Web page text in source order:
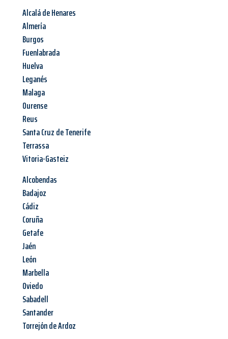
Alcalá de Henares
Almería
Burgos
Fuenlabrada
Huelva
Leganés
Malaga
Ourense
Reus
Santa Cruz de Tenerife
Terrassa
Vitoria-Gasteiz
Alcobendas
Badajoz
Cádiz
Coruña
Getafe
Jaén
León
Marbella
Oviedo
Sabadell
Santander
Torrejón de Ardoz